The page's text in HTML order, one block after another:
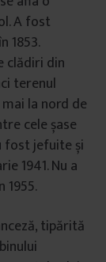
A fost
1853.
clădiri din
terenul
la nord de
cele șase
fost jefuite și
1941. Nu a
tipărită